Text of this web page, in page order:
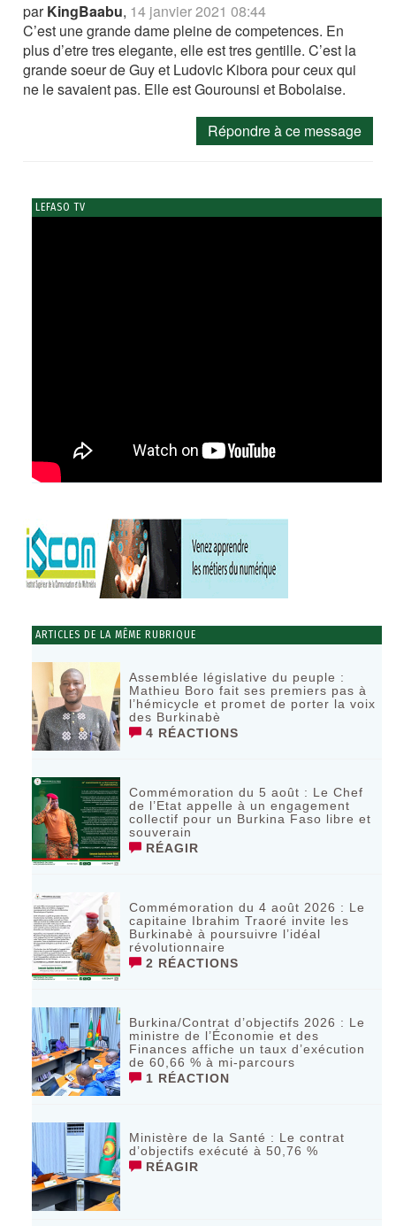
parKingBaabu, 14 janvier 2021 08:44
C’est une grande dame pleine de competences. En
plus d’etre tres elegante, elle est tres gentille. C’est la
grande soeur de Guy et Ludovic Kibora pour ceux qui
ne le savaient pas. Elle est Gourounsi et Bobolaise.
Répondre à ce message
LEFASO TV
ARTICLES DE LA MÊME RUBRIQUE
Assemblée législative du peuple :
Mathieu Boro fait ses premiers pas à
l’hémicycle et promet de porter la voix
des Burkinabè
4 RÉACTIONS
Commémoration du 5 août : Le Chef
de l’Etat appelle à un engagement
collectif pour un Burkina Faso libre et
souverain
RÉAGIR
Commémoration du 4 août 2026 : Le
capitaine Ibrahim Traoré invite les
Burkinabè à poursuivre l’idéal
révolutionnaire ‎
2 RÉACTIONS
Burkina/Contrat d’objectifs 2026 : Le
ministre de l’Économie et des
Finances affiche un taux d’exécution
de 60,66 % à mi-parcours
1 RÉACTION
Ministère de la Santé : Le contrat
d’objectifs exécuté à 50,76 %
RÉAGIR